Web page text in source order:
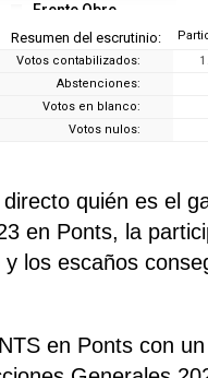
Resumen del escrutinio:
Votos contabilizados:
Abstenciones:
Votos en blanco:
Votos nulos:
quién es el
en Ponts, la
los escaños
en Ponts con